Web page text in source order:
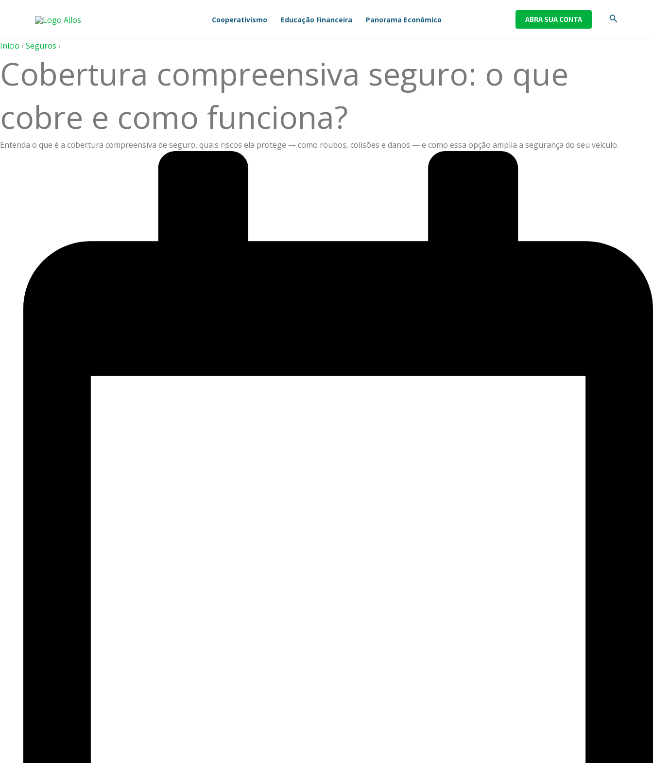
conteúdo
Cooperativismo Educação Financeira Panorama Econômico ABRA SUA CONTA Pesquisar
Início › Seguros ›
Cobertura compreensiva seguro: o que
cobre e como funciona?
Entenda o que é a cobertura compreensiva de seguro, quais riscos ela protege — como roubos, colisões e danos — e como essa opção amplia a segurança do seu veículo.